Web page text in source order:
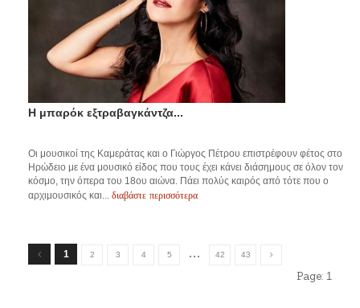
Η μπαρόκ εξτραβαγκάντζα...
Οι μουσικοί της Καμεράτας και ο Γιώργος Πέτρου επιστρέφουν φέτος στο
Ηρώδειο με ένα μουσικό είδος που τους έχει κάνει διάσημους σε όλον τον
κόσμο, την όπερα του 18ου αιώνα. Πάει πολύς καιρός από τότε που ο
αρχιμουσικός και... διαβάστε περισσότερα
1 2 3 4 5 … 42 43
Page: 1